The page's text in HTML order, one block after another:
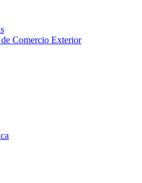
Comercio Exterior